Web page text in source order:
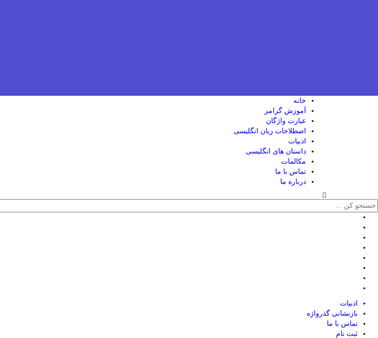
خانه
آموزش گرامر
عبارت واژگان
اصطلاحات زبان انگلیسی
ادبیات
داستان های انگلیسی
مکالمات
تماس با ما
درباره ما
ادبیات
بازنشانی گذرواژه
تماس با ما
ثبت نام